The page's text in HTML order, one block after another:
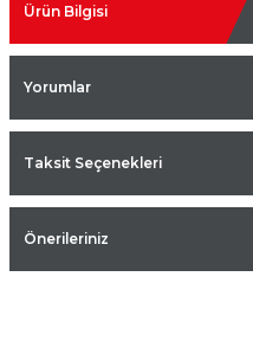
Ürün Bilgisi
Yorumlar
Taksit Seçenekleri
Önerileriniz